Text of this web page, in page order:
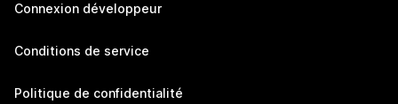
Connexion développeur
Conditions de service
Politique de confidentialité